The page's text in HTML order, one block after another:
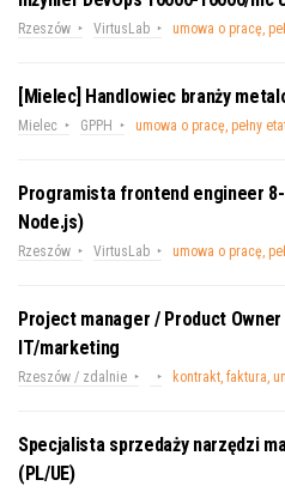
Rzeszów VirtusLab umowa o pracę,
[Mielec] Handlowiec branży
Mielec GPPH umowa o pracę, pełny
Programista frontend engineer
Node.js)
Rzeszów VirtusLab umowa o pracę,
Project manager / Product
IT/marketing
Rzeszów / zdalnie kontrakt, faktura,
Specjalista sprzedaży narzędzi
(PL/UE)